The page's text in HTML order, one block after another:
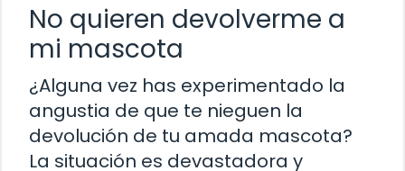
No quieren devolverme a
mi mascota
¿Alguna vez has experimentado la
angustia de que te nieguen la
devolución de tu amada mascota?
La situación es devastadora y